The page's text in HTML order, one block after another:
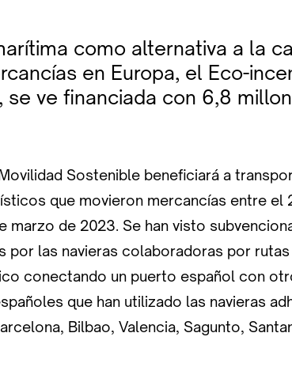
como alternativa a la
en Europa, el Eco-
se ve financiada con 6,8
Sostenible beneficiará a
que movieron mercancías entre el
marzo de 2023. Se han visto
por las navieras colaboradoras por
conectando un puerto español con
que han utilizado las navieras
Bilbao, Valencia, Sagunto,